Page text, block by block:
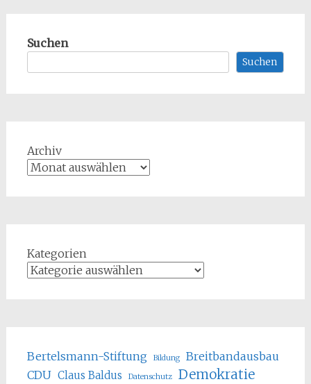
Suchen
Suchen
Archiv
Kategorien
Bertelsmann-Stiftung Bildung
Breitbandausbau
CDU Claus Baldus Datenschutz Demokratie